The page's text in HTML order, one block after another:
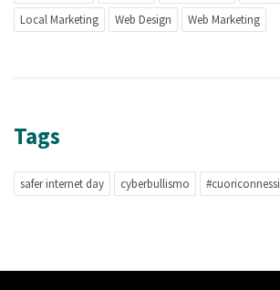
Local Marketing
Web Design Web Marketing
Tags
safer internet day cyberbullismo #cuoriconnessi